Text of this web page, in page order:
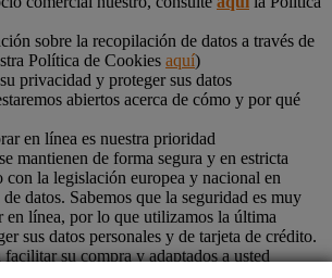
sobre la recopilación de datos a través de
Política de Cookies aquí)
privacidad y proteger sus datos
abiertos acerca de cómo y por qué
en línea es nuestra prioridad
mantienen de forma segura y en estricta
con la legislación europea y nacional en
datos. Sabemos que la seguridad es muy
en línea, por lo que utilizamos la última
sus datos personales y de tarjeta de crédito.
su compra y adaptados a usted